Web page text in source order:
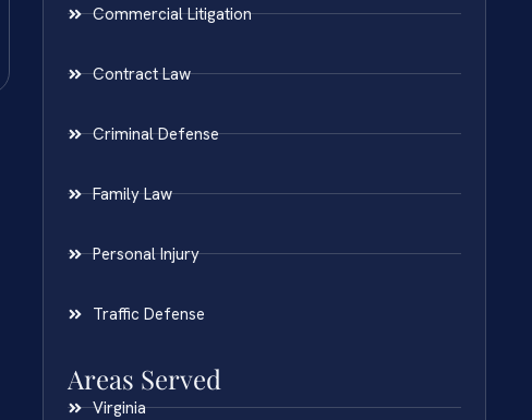
Commercial Litigation
Contract Law
Criminal Defense
Family Law
Personal Injury
Traffic Defense
Areas Served
Virginia